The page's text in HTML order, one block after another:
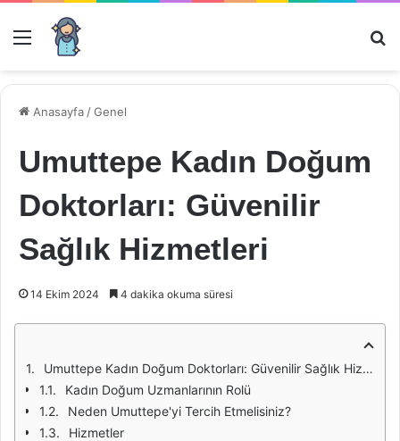
Menü
Anasayfa /Genel
Umuttepe Kadın Doğum
Doktorları: Güvenilir
Sağlık Hizmetleri
14 Ekim 2024 4 dakika okuma süresi
Umuttepe Kadın Doğum Doktorları: Güvenilir Sağlık Hizmetleri
Kadın Doğum Uzmanlarının Rolü
Neden Umuttepe'yi Tercih Etmelisiniz?
Hizmetler